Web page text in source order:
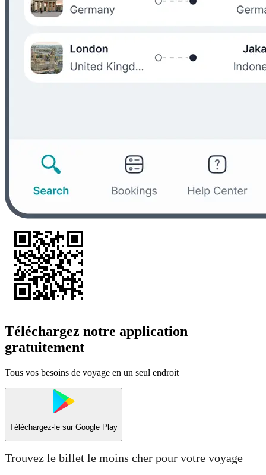
Téléchargez notre application
gratuitement
Tous vos besoins de voyage en un seul endroit
Téléchargez-le sur Google Play
Trouvez le billet le moins cher pour votre voyage